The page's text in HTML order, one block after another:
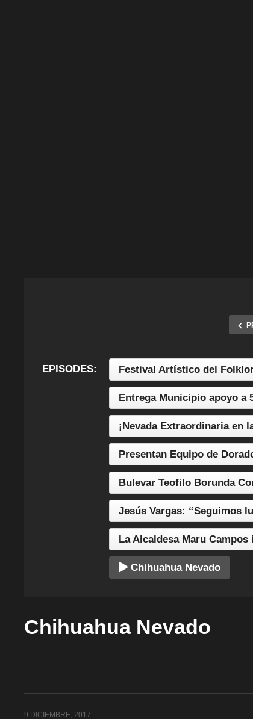
EPISODES: Festival Artístico del
Entrega Municipio apoyo a
¡Nevada Extraordinaria en
Presentan Equipo de
Bulevar Teofilo Borunda
Jesús Vargas: “Seguimos
La Alcaldesa Maru
Chihuahua Nevado
Chihuahua Nevado
9 DICIEMBRE, 2017